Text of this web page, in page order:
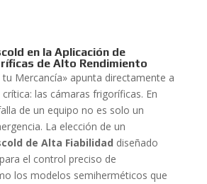
en la Aplicación de
de Alto Rendimiento
Mercancía» apunta directamente a
las cámaras frigoríficas. En
de un equipo no es solo un
La elección de un
de Alta Fiabilidad diseñado
el control preciso de
los modelos semiherméticos que